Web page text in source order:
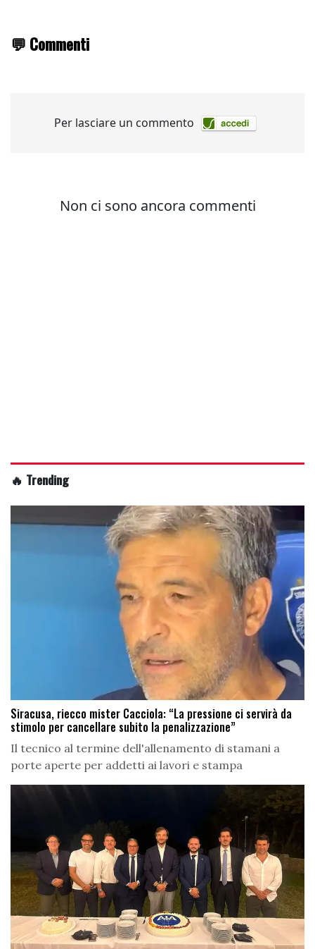
💬 Commenti
🔥 Trending
Siracusa, riecco mister Cacciola: “La pressione ci servirà da
stimolo per cancellare subito la penalizzazione”
Il tecnico al termine dell'allenamento di stamani a
porte aperte per addetti ai lavori e stampa